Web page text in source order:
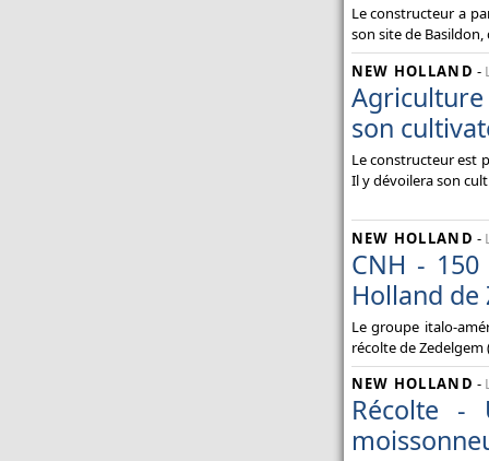
Le constructeur a
son site de
NEW HOLLAND -
son
Le constructeur est
Il y dévoilera son
NEW HOLLAND -
CNH -
Holland de
Le groupe italo-
récolte de Zedelgem
NEW HOLLAND -
Récolte -